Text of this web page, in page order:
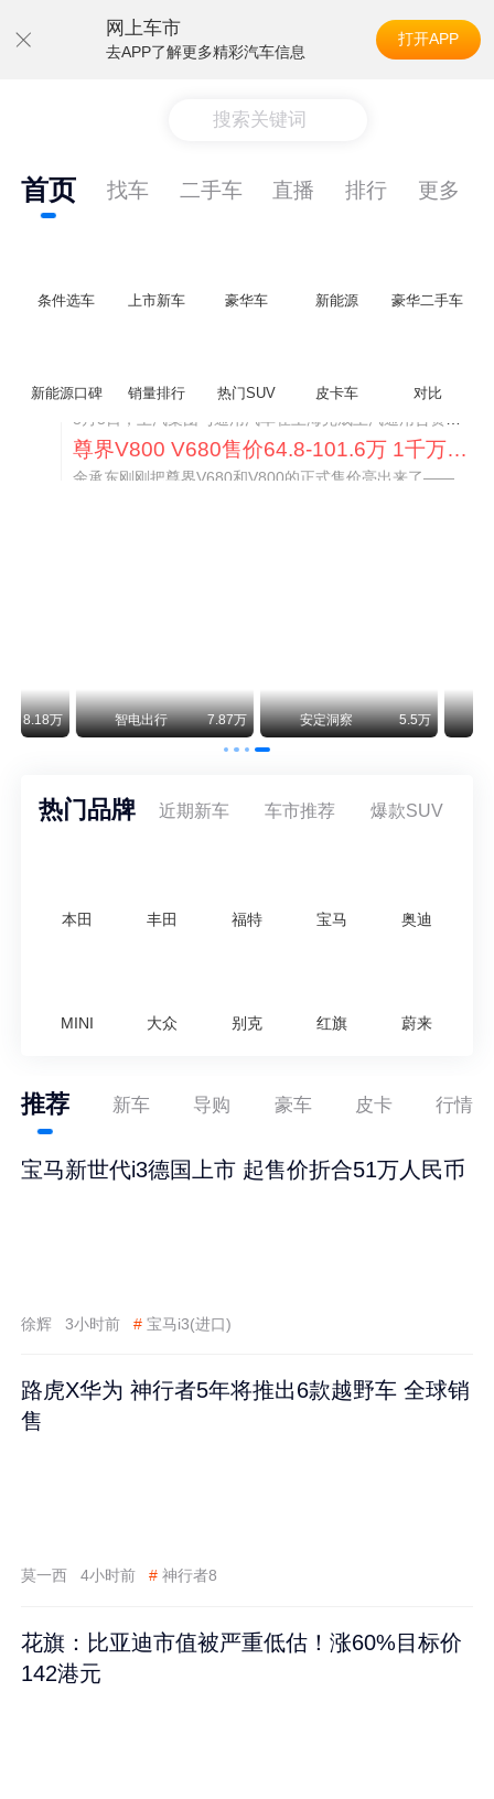
网上车市
去APP了解更多精彩汽车信息
打开APP
搜索关键词
首页 找车 二手车 直播 排行 更多
条件选车 上市新车 豪华车 新能源 豪华二手车
新能源口碑 销量排行 热门SUV 皮卡车 对比通用CEO缺席签约 3年未踏足中国 释放反常信号
尊界V800 V680售价64.8-101.6万 1千万内最好的MPV
余承东刚刚把尊界V680和V800的正式售价亮出来了——64.8万起和76.6万起。对比预售时65-90万和80-120万的区间，起售价都往下调了一截，这个信号很明确：尊界想在百万级MPV市场尽快站稳脚跟。
智电出行 7.87万 安定洞察 5.5万 王煊煊的爱车日记
热门品牌 近期新车 车市推荐 爆款SUV
本田 丰田 福特 宝马 奥迪
MINI 大众 别克 红旗 蔚来
推荐 新车 导购 豪车 皮卡 行情
宝马新世代i3德国上市 起售价折合51万人民币
徐辉 3小时前 # 宝马i3(进口)
路虎X华为 神行者5年将推出6款越野车 全球销
售
莫一西 4小时前 # 神行者8
花旗：比亚迪市值被严重低估！涨60%目标价
142港元